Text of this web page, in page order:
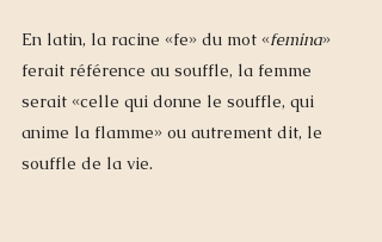
En latin, la racine «fe» du mot «femina»
ferait référence au souffle, la femme
serait «celle qui donne le souffle, qui
anime la flamme» ou autrement dit, le
souffle de la vie.